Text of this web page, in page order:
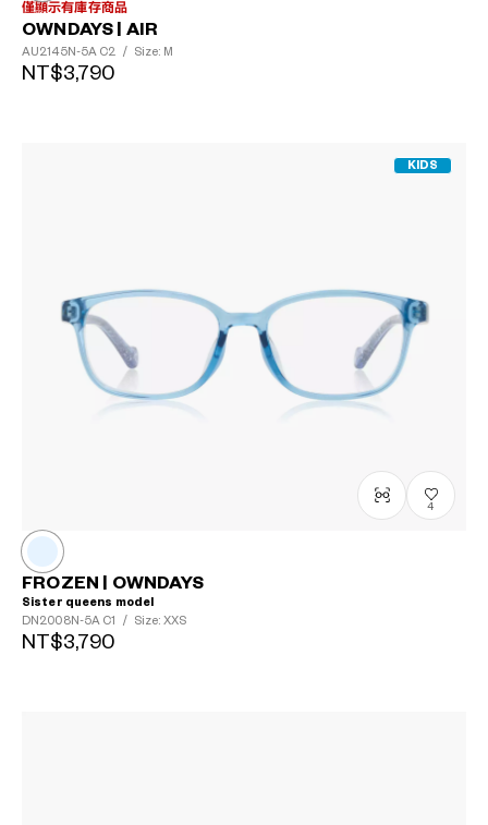
僅顯示有庫存商品
OWNDAYS | AIR
AU2145N-5A C2 / Size: M
NT$3,790
KIDS
4
FROZEN | OWNDAYS
Sister queens model
DN2008N-5A C1 / Size: XXS
NT$3,790